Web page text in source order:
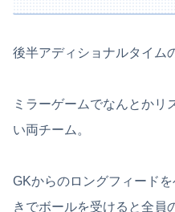
後半アディショナルタイム
ミラーゲームでなんとかリ
い両チーム。
GKからのロングフィード
きでボールを受けると全員